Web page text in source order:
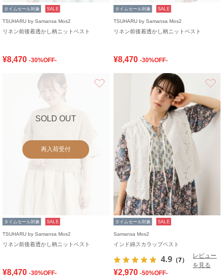
タイムセール対象 SALE
TSUHARU by Samansa Mos2
リネン前後着透かし柄ニットベスト
¥8,470 -30%OFF-
タイムセール対象 SALE
TSUHARU by Samansa Mos2
リネン前後着透かし柄ニットベスト
¥8,470 -30%OFF-
SOLD OUT
再入荷受付
タイムセール対象 SALE
TSUHARU by Samansa Mos2
リネン前後着透かし柄ニットベスト
¥8,470 -30%OFF-
タイムセール対象 SALE
Samansa Mos2
インド綿スカラップベスト
4.9 （7）
レビュー
を見る
¥2,970 -50%OFF-